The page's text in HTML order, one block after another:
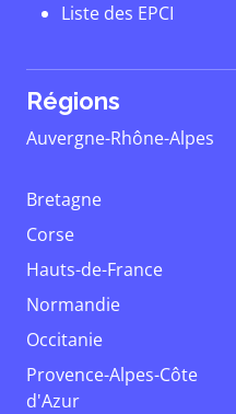
Liste des EPCI
Régions
Auvergne-Rhône-Alpes
Bretagne
Corse
Hauts-de-France
Normandie
Occitanie
Provence-Alpes-Côte
d'Azur